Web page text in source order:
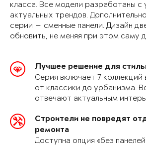
класса. Все модели разработаны с
актуальных трендов.
серии — сменные панели. Дизайн
обновить, не меняя при этом саму
Лучшее решение для
Серия включает 7 коллекций
от классики до урбанизма.
отвечают актуальным
Строители не повредят
ремонта
Доступна опция «без